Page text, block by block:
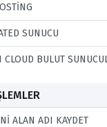
SUNUCU
CLOUD BULUT
ALAN ADI KAYDET